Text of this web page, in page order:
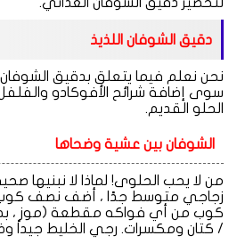
دقيق الشوفان اللذيذ
نحن نعلم فيما يتعلق بدقيق
سوى إضافة شرائح الأفوكادو
الحلو القديم.
الشوفان بين عشية وضحاها
من لا يحب الحلوى! لماذا لا نبنيها
زجاجي متوسط ​​جدًا ، أضف نصف كوب
/ كتان ومكسرات. رجي الخليط جيداً